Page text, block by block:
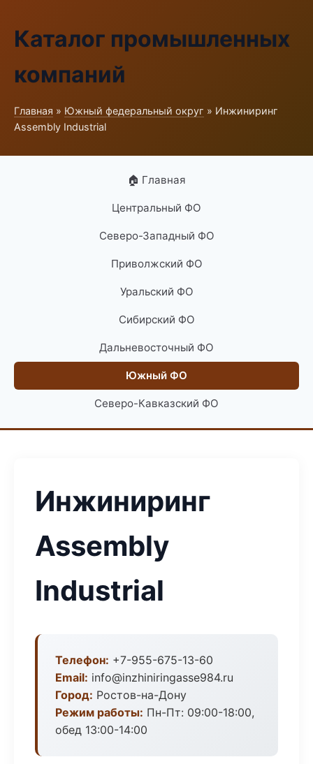
Каталог промышленных
компаний
Главная » Южный федеральный округ » Инжиниринг
Assembly Industrial
🏠 Главная
Центральный ФО
Северо-Западный ФО
Приволжский ФО
Уральский ФО
Сибирский ФО
Дальневосточный ФО
Южный ФО
Северо-Кавказский ФО
Инжиниринг
Assembly
Industrial
Телефон: +7-955-675-13-60
Email: info@inzhiniringasse984.ru
Город: Ростов-на-Дону
Режим работы: Пн-Пт: 09:00-18:00,
обед 13:00-14:00